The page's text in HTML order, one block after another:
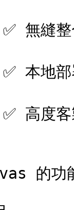
✅ 無
✅ 本
| ✅
的功